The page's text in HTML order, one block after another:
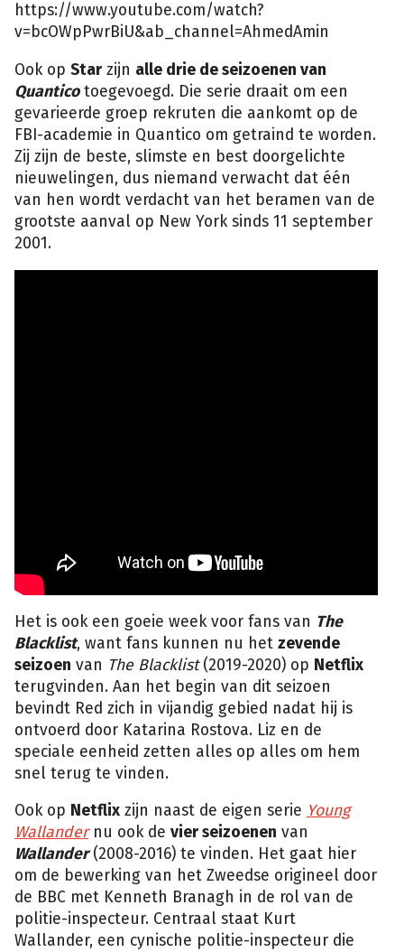
https://www.youtube.com/watch?
v=bcOWpPwrBiU&ab_channel=AhmedAmin
Ook op Star zijn alle drie de seizoenen van
Quanticotoegevoegd. Die serie draait om een
gevarieerde groep rekruten die aankomt op de
FBI-academie in Quantico om getraind te worden.
Zij zijn de beste, slimste en best doorgelichte
nieuwelingen, dus niemand verwacht dat één
van hen wordt verdacht van het beramen van de
grootste aanval op New York sinds 11 september
2001.
Het is ook een goeie week voor fans van The
Blacklist, want fans kunnen nu het zevende
seizoen van The Blacklist(2019-2020) op Netflix
terugvinden. Aan het begin van dit seizoen
bevindt Red zich in vijandig gebied nadat hij is
ontvoerd door Katarina Rostova. Liz en de
speciale eenheid zetten alles op alles om hem
snel terug te vinden.
Ook op Netflix zijn naast de eigen serie Young
Wallandernu ook de vier seizoenen van
Wallander(2008-2016) te vinden. Het gaat hier
om de bewerking van het Zweedse origineel door
de BBC met Kenneth Branagh in de rol van de
politie-inspecteur. Centraal staat Kurt
Wallander, een cynische politie-inspecteur die